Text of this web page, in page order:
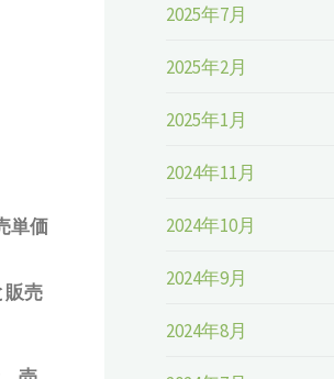
単価
販売
2025年7月
2025年2月
2025年1月
2024年11月
2024年10月
2024年9月
2024年8月